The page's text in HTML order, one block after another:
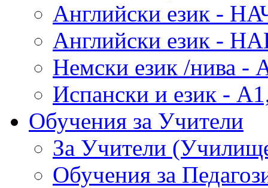
Английски език -
Английски език -
Немски език /нива -
Испански и език -
Обучения за Учители
За Учители
Обучения за